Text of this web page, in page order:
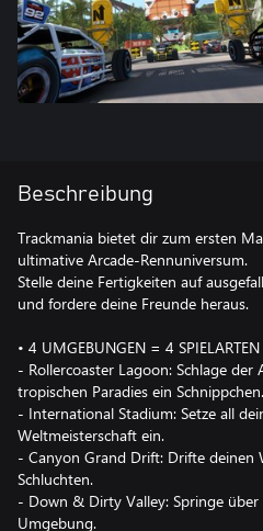
Beschreibung
Trackmania bietet dir zum ersten
ultimative Arcade-Rennuniversum.
Stelle deine Fertigkeiten auf
und fordere deine Freunde heraus.
• 4 UMGEBUNGEN = 4 SPIELARTEN
- Rollercoaster Lagoon: Schlage
tropischen Paradies ein Schnippchen.
- International Stadium: Setze all
Weltmeisterschaft ein.
- Canyon Grand Drift: Drifte deinen
Schluchten.
- Down & Dirty Valley: Springe
Umgebung.